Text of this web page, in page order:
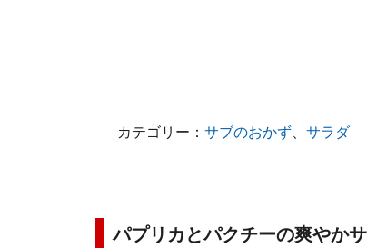
カテゴリー： サブのおかず、 サラダ
パプリカとパクチーの爽やか